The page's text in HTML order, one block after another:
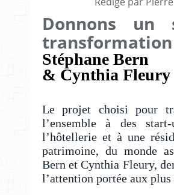
Donnons
transformation
Stéphane Bern
& Cynthia Fleury
Le projet choisi pour
l’ensemble à des
l’hôtellerie et à une
patrimoine, du monde
Bern et Cynthia Fleury,
l’attention portée aux plus